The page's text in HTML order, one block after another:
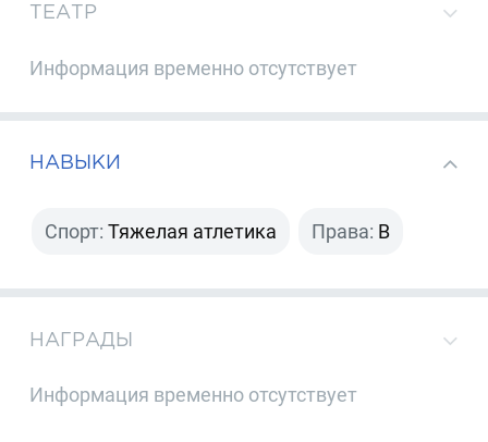
ТЕАТР
Информация временно отсутствует
НАВЫКИ
Спорт: Тяжелая атлетика Права: B
НАГРАДЫ
Информация временно отсутствует